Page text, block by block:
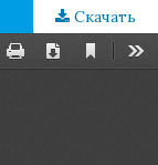
Скачать